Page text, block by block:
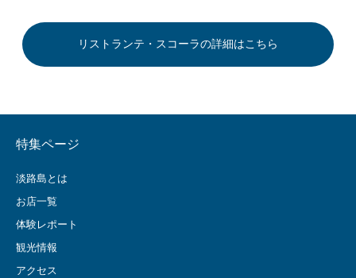
リストランテ・スコーラの詳細はこちら
特集ページ
淡路島とは
お店一覧
体験レポート
観光情報
アクセス